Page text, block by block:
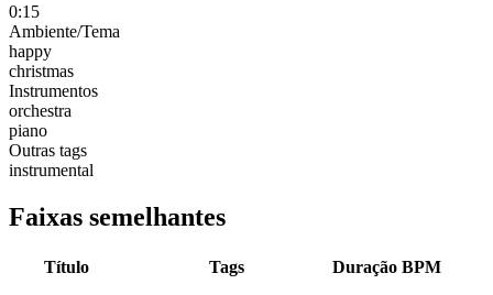
0:15
Ambiente/Tema
happy
christmas
Instrumentos
orchestra
piano
Outras tags
instrumental
Faixas semelhantes
Título Tags Duração BPM